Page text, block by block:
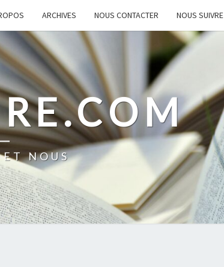
ARCHIVES NOUS CONTACTER NOUS SUIVRE
NOUS